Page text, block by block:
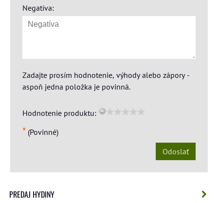
Negatíva:
Zadajte prosím hodnotenie, výhody alebo zápory -
aspoň jedna položka je povinná.
Hodnotenie produktu:
* (Povinné)
Odoslať
PREDAJ HYDINY